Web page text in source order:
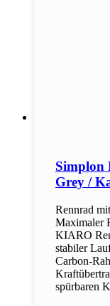
Simplon
Grey /
Rennrad
Maximaler
KIARO
stabiler
Carbon-
spürbaren